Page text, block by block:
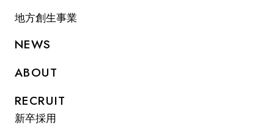
地方創生事業
NEWS
ABOUT
RECRUIT
新卒採用